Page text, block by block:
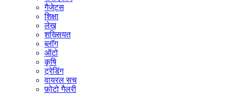
गैजेट्स
शिक्षा
लेख
शख्सियत
ब्लॉग
ऑटो
कृषि
ट्रेडिंग
वायरल सच
फ़ोटो गैलरी